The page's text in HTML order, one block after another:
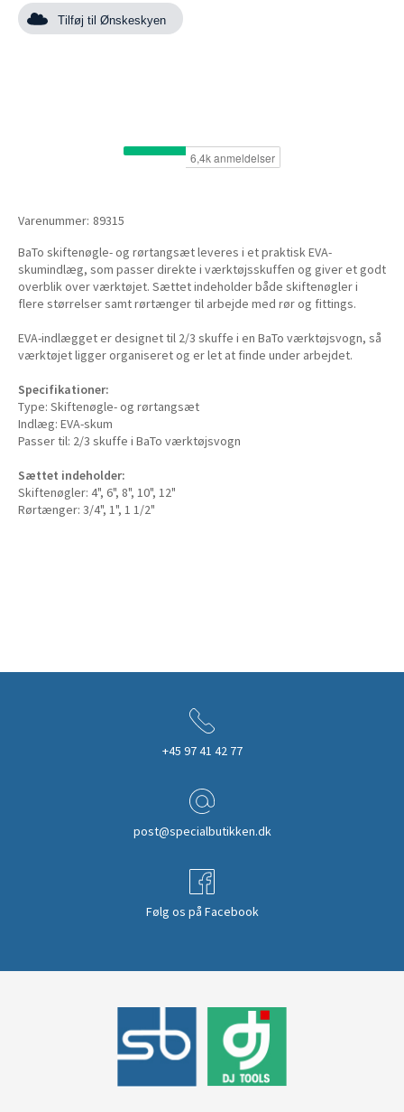
Tilføj til Ønskeskyen
Varenummer: 89315
BaTo skiftenøgle- og rørtangsæt leveres i et praktisk EVA-
skumindlæg, som passer direkte i værktøjsskuffen og giver et godt
overblik over værktøjet. Sættet indeholder både skiftenøgler i
flere størrelser samt rørtænger til arbejde med rør og fittings.
EVA-indlægget er designet til 2/3 skuffe i en BaTo værktøjsvogn, så
værktøjet ligger organiseret og er let at finde under arbejdet.
Specifikationer:
Type: Skiftenøgle- og rørtangsæt
Indlæg: EVA-skum
Passer til: 2/3 skuffe i BaTo værktøjsvogn
Sættet indeholder:
Skiftenøgler: 4", 6", 8", 10", 12"
Rørtænger: 3/4", 1", 1 1/2"
+45 97 41 42 77
post@specialbutikken.dk
Følg os på Facebook